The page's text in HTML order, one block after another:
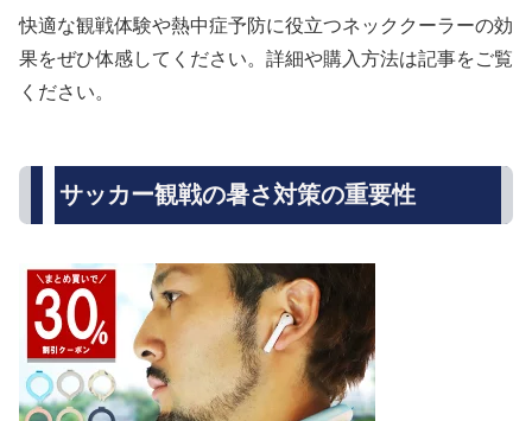
快適な観戦体験や熱中症予防に役立つネッククーラーの効
果をぜひ体感してください。詳細や購入方法は記事をご覧
ください。
サッカー観戦の暑さ対策の重要性